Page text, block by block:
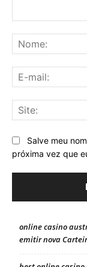
Salve meu
próxima vez que
online casino
emitir nova